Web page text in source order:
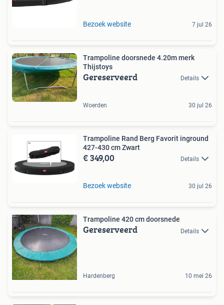
Bezoek website 7 jul 26
Trampoline doorsnede 4.20m merk
Thijstoys
Gereserveerd Details
Woerden 30 jul 26
Trampoline Rand Berg Favorit inground
427-430 cm Zwart
€ 349,00 Details
Bezoek website 30 jul 26
Trampoline 420 cm doorsnede
Gereserveerd Details
Hardenberg 10 mei 26